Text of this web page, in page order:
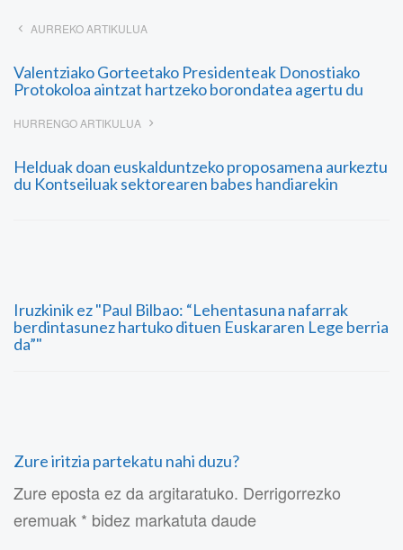
AURREKO ARTIKULUA
Valentziako Gorteetako Presidenteak Donostiako
Protokoloa aintzat hartzeko borondatea agertu du
HURRENGO ARTIKULUA
Helduak doan euskalduntzeko proposamena aurkeztu
du Kontseiluak sektorearen babes handiarekin
Iruzkinik ez "Paul Bilbao: “Lehentasuna nafarrak
berdintasunez hartuko dituen Euskararen Lege berria
da”"
Zure iritzia partekatu nahi duzu?
Zure eposta ez da argitaratuko. Derrigorrezko
eremuak * bidez markatuta daude